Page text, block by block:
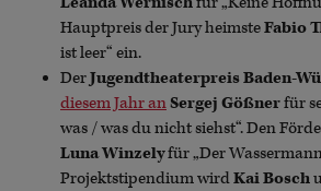
Hauptpreis der Jury heimsteFabio
ist leer“ ein.
DerJugendtheaterpreis Baden-
diesem Jahr anSergej Gößnerfür
was / was du nicht siehst“. Den
Luna Winzelyfür „Der
Projektstipendium wirdKai Bosch